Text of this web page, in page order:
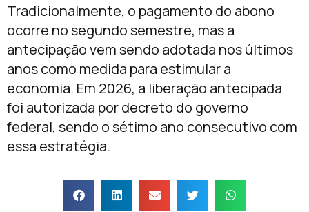
Tradicionalmente, o pagamento do abono
ocorre no segundo semestre, mas a
antecipação vem sendo adotada nos últimos
anos como medida para estimular a
economia. Em 2026, a liberação antecipada
foi autorizada por decreto do governo
federal, sendo o sétimo ano consecutivo com
essa estratégia.